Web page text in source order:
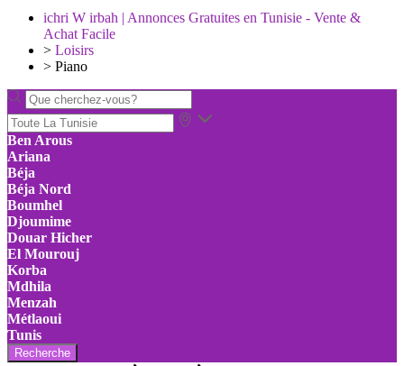
ichri W irbah | Annonces Gratuites en Tunisie - Vente &
Achat Facile
> Loisirs
> Piano
Ben Arous
Ariana
Béja
Béja Nord
Boumhel
Djoumime
Douar Hicher
El Mourouj
Korba
Mdhila
Menzah
Métlaoui
Tunis
Recherche